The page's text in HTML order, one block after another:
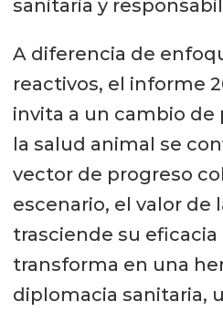
sanitaria y
A diferencia de
reactivos, el informe
invita a un cambio
la salud animal se
vector de progreso
escenario, el valor de
trasciende su eficacia
transforma en una
diplomacia sanitaria,